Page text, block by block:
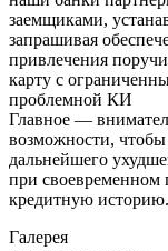
заемщиками,
запрашивая
привлечения
карту с
проблемной КИ
Главное —
возможности,
дальнейшего
при своевременном
кредитную историю.
Галерея